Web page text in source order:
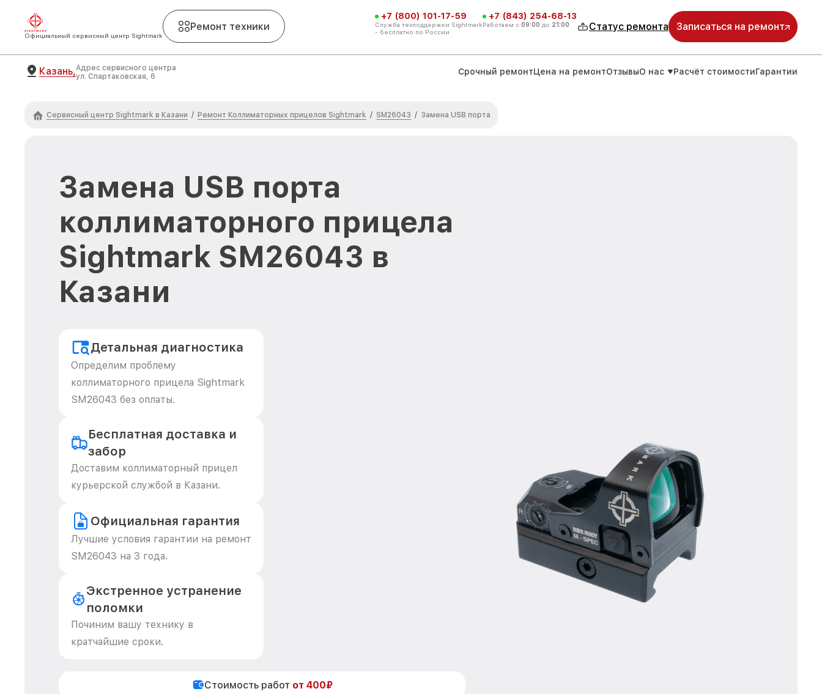
Официальный сервисный центр Sightmark
Ремонт техники
+7 (800) 101-17-59
Служба техподдержки Sightmark
- бесплатно по России
+7 (843) 254-68-13
Работаем с 09:00 до 21:00 Статус ремонта Записаться на ремонт
Казань,Адрес сервисного центра
ул. Спартаковская, 6
Срочный ремонтЦена на ремонтОтзывыО нас Расчёт стоимостиГарантии
Сервисный центр Sightmark в Казани / Ремонт Коллиматорных прицелов Sightmark / SM26043 / Замена USB порта
Замена USB порта
коллиматорного прицела
Sightmark SM26043 в
Казани
Детальная диагностика
Определим проблему
коллиматорного прицела Sightmark
SM26043 без оплаты.
Бесплатная доставка и
забор
Доставим коллиматорный прицел
курьерской службой в Казани.
Официальная гарантия
Лучшие условия гарантии на ремонт
SM26043 на 3 года.
Экстренное устранение
поломки
Починим вашу технику в
кратчайшие сроки.
Стоимость работ от 400₽